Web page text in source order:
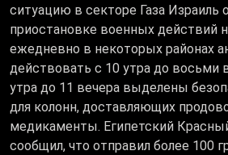
ситуацию в секторе Газа Израиль
приостановке военных действий
ежедневно в некоторых районах
действовать с 10 утра до восьми
утра до 11 вечера выделены
для колонн, доставляющих
медикаменты. Египетский
сообщил, что отправил более 100